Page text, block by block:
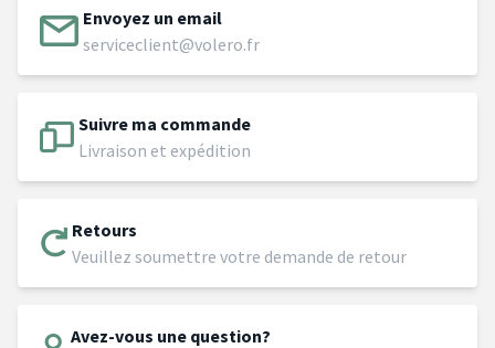
Envoyez un email
serviceclient@volero.fr
Suivre ma commande
Livraison et expédition
Retours
Veuillez soumettre votre demande de retour
Avez-vous une question?